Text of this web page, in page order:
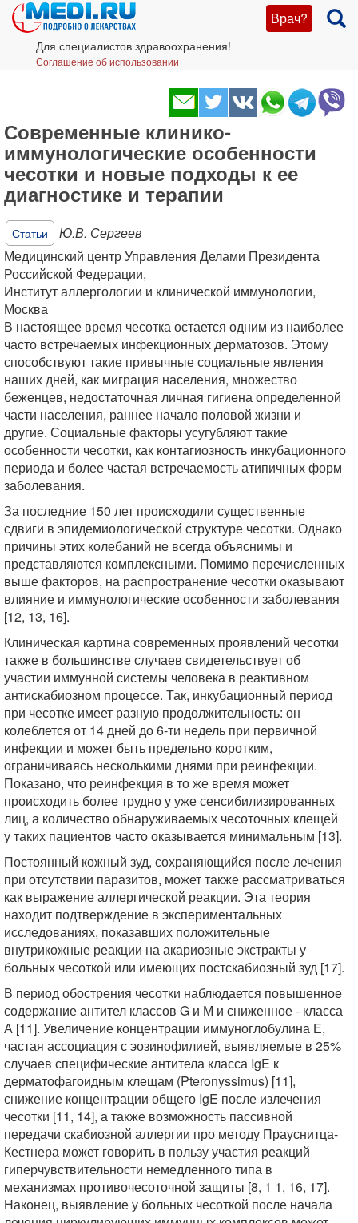
Врач?
Для специалистов здравоохранения!
Соглашение об использовании
Современные клинико-
иммунологические особенности
чесотки и новые подходы к ее
диагностике и терапии
Статьи
Ю.В. Сергеев
Медицинский центр Управления Делами Президента
Российской Федерации,
Институт аллергологии и клинической иммунологии,
Москва
В настоящее время чесотка остается одним из наиболее
часто встречаемых инфекционных дерматозов. Этому
способствуют такие привычные социальные явления
наших дней, как миграция населения, множество
беженцев, недостаточная личная гигиена определенной
части населения, раннее начало половой жизни и
другие. Социальные факторы усугубляют такие
особенности чесотки, как контагиозность инкубационного
периода и более частая встречаемость атипичных форм
заболевания.
За последние 150 лет происходили существенные
сдвиги в эпидемиологической структуре чесотки. Однако
причины этих колебаний не всегда объяснимы и
представляются комплексными. Помимо перечисленных
выше факторов, на распространение чесотки оказывают
влияние и иммунологические особенности заболевания
[12, 13, 16].
Клиническая картина современных проявлений чесотки
также в большинстве случаев свидетельствует об
участии иммунной системы человека в реактивном
антискабиозном процессе. Так, инкубационный период
при чесотке имеет разную продолжительность: он
колеблется от 14 дней до 6-ти недель при первичной
инфекции и может быть предельно коротким,
ограничиваясь несколькими днями при реинфекции.
Показано, что реинфекция в то же время может
происходить более трудно у уже сенсибилизированных
лиц, а количество обнаруживаемых чесоточных клещей
у таких пациентов часто оказывается минимальным [13].
Постоянный кожный зуд, сохраняющийся после лечения
при отсутствии паразитов, может также рассматриваться
как выражение аллергической реакции. Эта теория
находит подтверждение в экспериментальных
исследованиях, показавших положительные
внутрикожные реакции на акариозные экстракты у
больных чесоткой или имеющих постскабиозный зуд [17].
В период обострения чесотки наблюдается повышенное
содержание антител классов G и М и сниженное - класса
А [11]. Увеличение концентрации иммуноглобулина Е,
частая ассоциация с эозинофилией, выявляемые в 25%
случаев специфические антитела класса IgE к
дерматофагоидным клещам (Pteronyssimus) [11],
снижение концентрации общего IgE после излечения
чесотки [11, 14], а также возможность пассивной
передачи скабиозной аллергии про методу Прауснитца-
Кестнера может говорить в пользу участия реакций
гиперчувствительности немедленного типа в
механизмах противочесоточной защиты [8, 1 1, 16, 17].
Наконец, выявление у больных чесоткой после начала